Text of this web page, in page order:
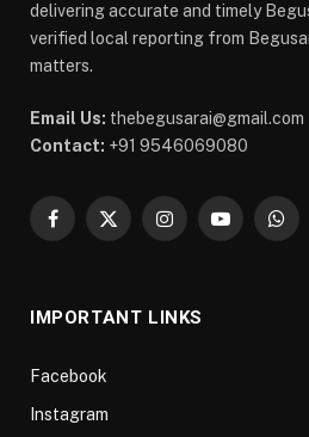
delivering accurate and timely
verified local reporting from
matters.
Email Us: thebegusarai@gmail.com
Contact: +91 9546069080
Facebook
X
InstagramYouTube
IMPORTANT LINKS
Facebook
Instagram